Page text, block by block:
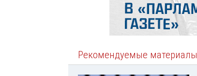
Рекомендуемые материалы